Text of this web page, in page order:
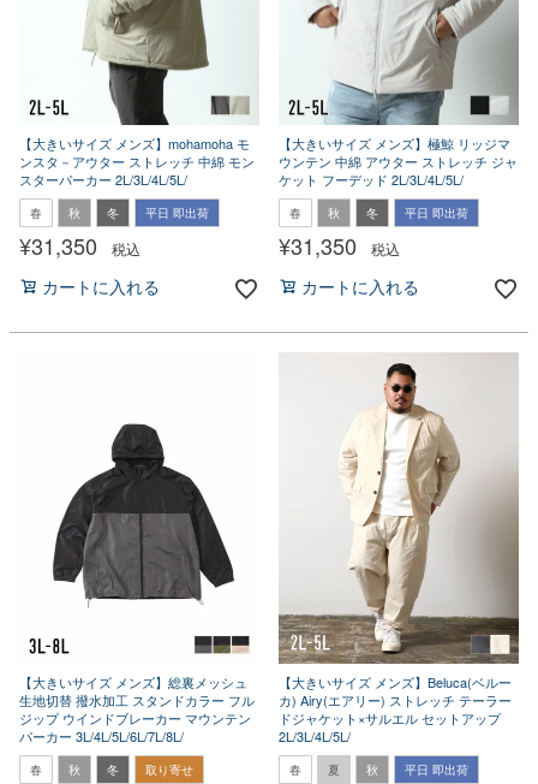
【大きいサイズ メンズ】mohamoha モ
ンスタ－アウター ストレッチ 中綿 モン
スターパーカー 2L/3L/4L/5L/
春 秋 冬 平日 即出荷
¥31,350 税込
カートに入れる
【大きいサイズ メンズ】極鯨 リッジマ
ウンテン 中綿 アウター ストレッチ ジャ
ケット フーデッド 2L/3L/4L/5L/
春 秋 冬 平日 即出荷
¥31,350 税込
カートに入れる
【大きいサイズ メンズ】総裏メッシュ
生地切替 撥水加工 スタンドカラー フル
ジップ ウインドブレーカー マウンテン
パーカー 3L/4L/5L/6L/7L/8L/
春 秋 冬 取り寄せ
【大きいサイズ メンズ】Beluca(ベルー
カ) Airy(エアリー) ストレッチ テーラー
ドジャケット×サルエル セットアップ
2L/3L/4L/5L/
春 夏 秋 平日 即出荷